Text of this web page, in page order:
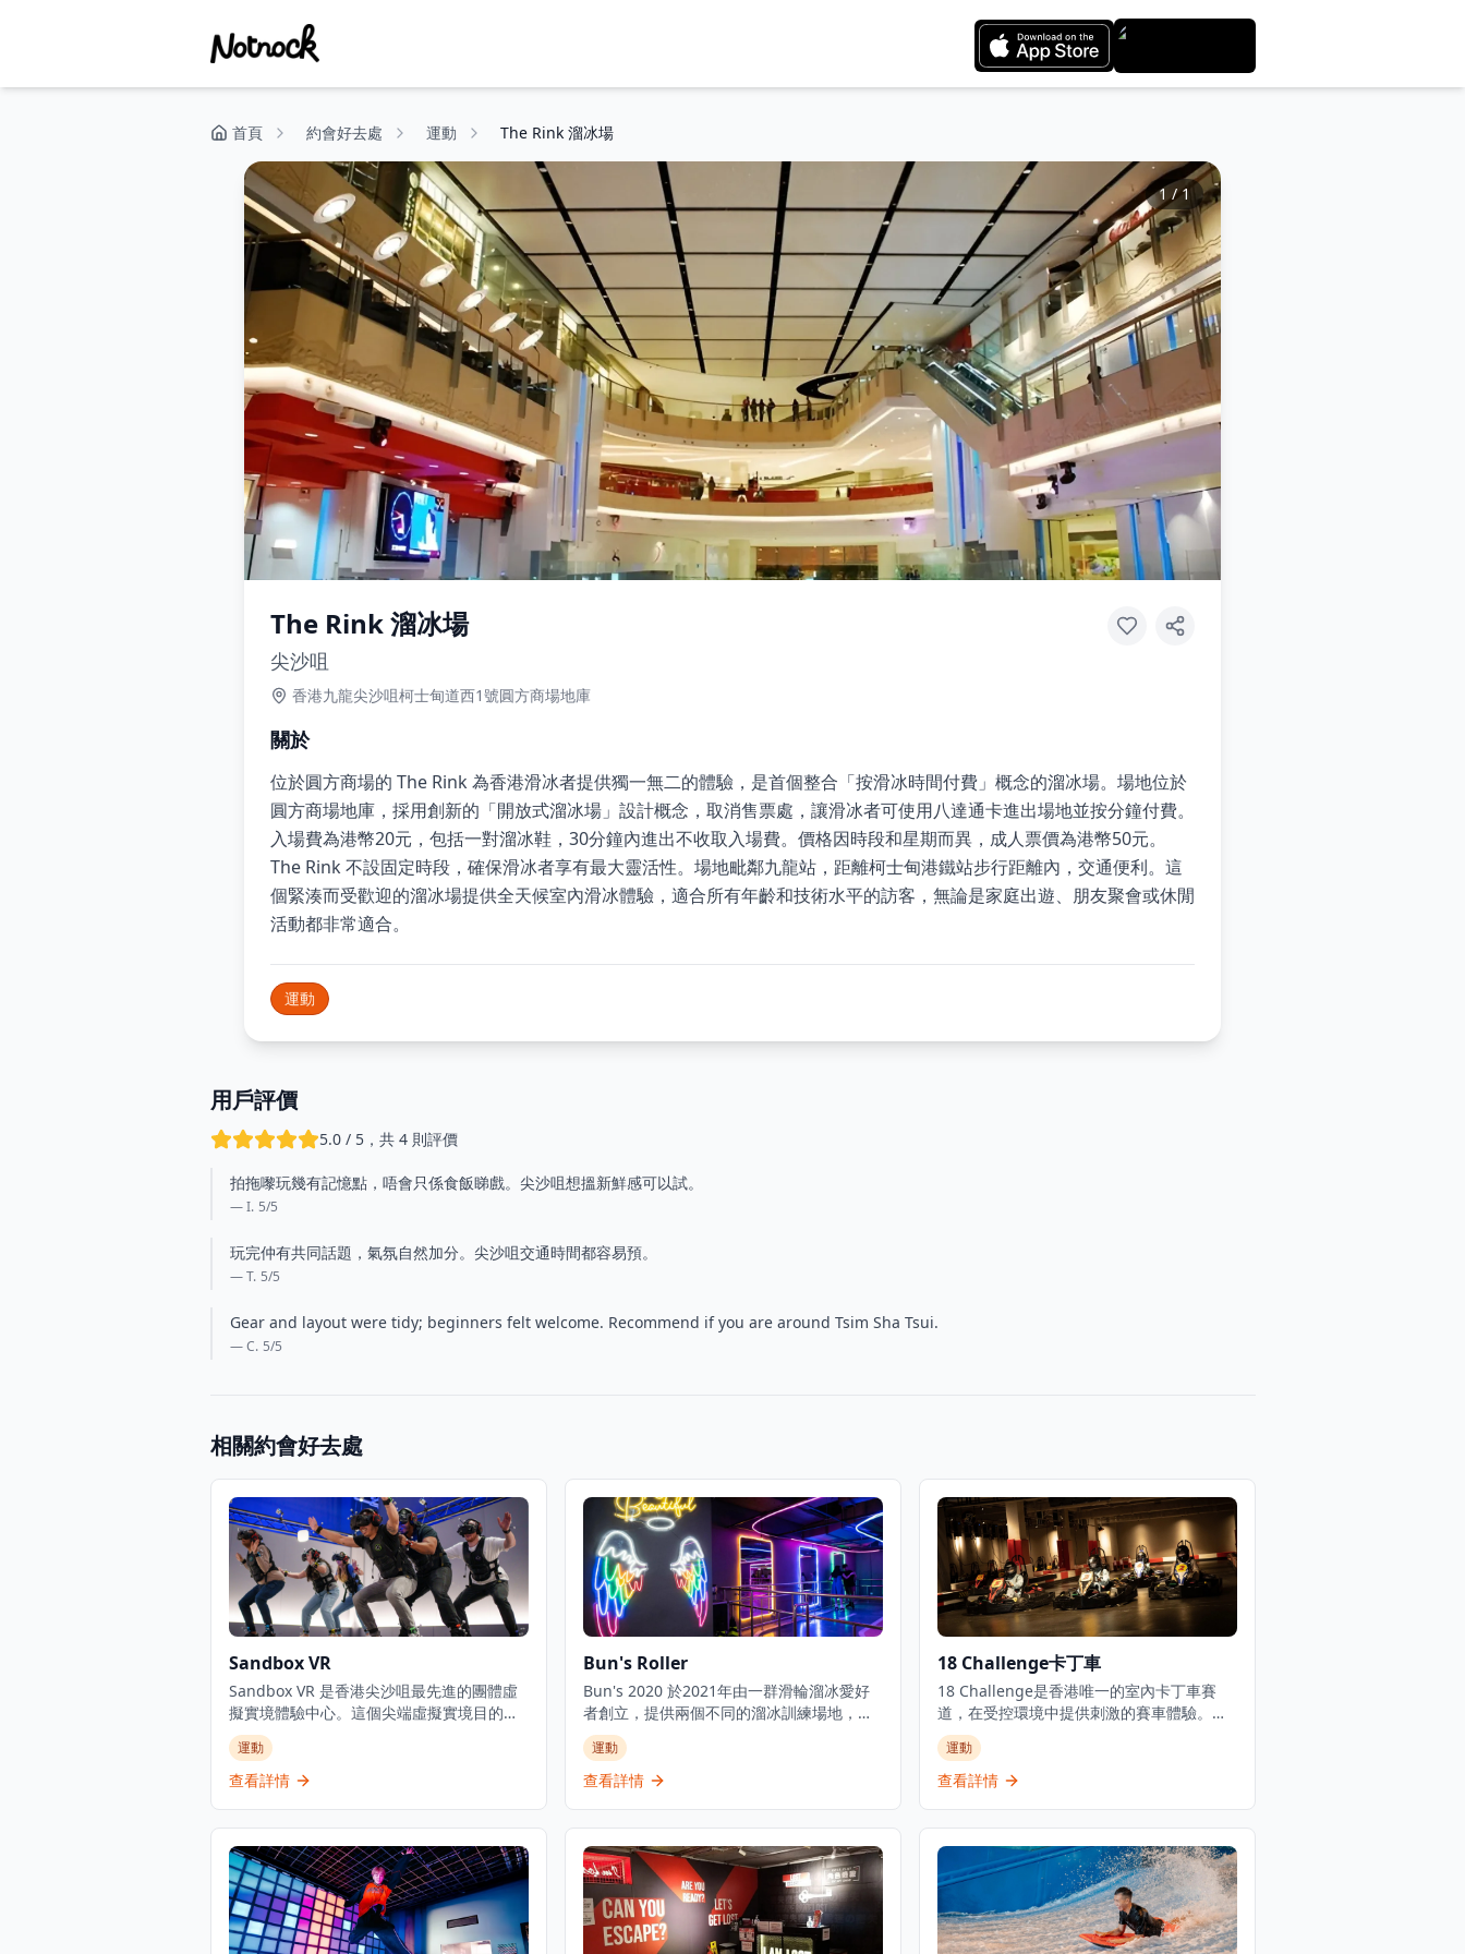
首頁 約會好去處 運動 The Rink 溜冰場
1/1
The Rink 溜冰場
尖沙咀
香港九龍尖沙咀柯士甸道西1號圓方商場地庫
關於
位於圓方商場的 The Rink 為香港滑冰者提供獨一無二的體驗，是首個整合「按滑冰時間付費」概念的溜冰場。場地位於
圓方商場地庫，採用創新的「開放式溜冰場」設計概念，取消售票處，讓滑冰者可使用八達通卡進出場地並按分鐘付費。
入場費為港幣20元，包括一對溜冰鞋，30分鐘內進出不收取入場費。價格因時段和星期而異，成人票價為港幣50元。
The Rink 不設固定時段，確保滑冰者享有最大靈活性。場地毗鄰九龍站，距離柯士甸港鐵站步行距離內，交通便利。這
個緊湊而受歡迎的溜冰場提供全天候室內滑冰體驗，適合所有年齡和技術水平的訪客，無論是家庭出遊、朋友聚會或休閒
活動都非常適合。
運動
用戶評價
5.0 / 5，共 4 則評價
拍拖嚟玩幾有記憶點，唔會只係食飯睇戲。尖沙咀想搵新鮮感可以試。
— I. 5/5
玩完仲有共同話題，氣氛自然加分。尖沙咀交通時間都容易預。
— T. 5/5
Gear and layout were tidy; beginners felt welcome. Recommend if you are around Tsim Sha Tsui.
— C. 5/5
相關約會好去處
Sandbox VR
Sandbox VR 是香港尖沙咀最先進的團體虛
擬實境體驗中心。這個尖端虛擬實境目的地
結合全身動作捕捉、觸覺反饋技術和最先進
的VR頭戴設備，創造真正沉浸式的多人冒險
體驗。無論是朋友聚會、家庭活動還是企業
一起對抗殭屍、探索外星世界或解決謎題。
場地設有專屬的私人房間，確保獨特且舒適
的體驗。配備專業工作人員指導和頂級設
備，Sandbox VR 提供難忘的娛樂體驗，通
過創新科技將人們聚集在一起。立即在線預
運動
查看詳情
Bun's Roller
Bun's 2020 於2021年由一群滑輪溜冰愛好
者創立，提供兩個不同的溜冰訓練場地，適
合初學者和有經驗的滑輪愛好者。這個懷舊
滾軸溜冰場地重現了80年代的經典溜冰文
化，為香港人帶來充滿懷舊情懷的娛樂體
冰的新手，還是想要重溫童年回憶的資深愛
好者，都能在這裡找到適合的活動。場地提
供不同難度的溜冰課程，包括基礎技巧教
學、進階花式溜冰訓練，以及團體活動安
排。除了溜冰體驗外，場地還定期舉辦主題
運動
查看詳情
18 Challenge卡丁車
18 Challenge是香港唯一的室內卡丁車賽
道，在受控環境中提供刺激的賽車體驗。位
於何文田的這個頂級卡丁車目的地設有專業
賽車設施，配備計時系統和安全設備。該場
地照顧不同年齡層，設有多個賽道選項，包
還提供漂移卡丁車以增強賽車體驗。全週均
有賽車時段，週末和公眾假期的6分鐘賽車體
驗由港幣100元起。場地包括餐廳等額外設
施，使其成為家庭和賽車愛好者的完整娛樂
目的地。
運動
查看詳情